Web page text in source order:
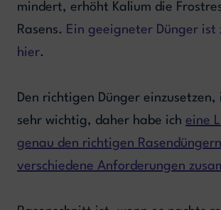
mindert, erhöht Kalium die
Rasens. Ein geeigneter Dünger ist
hier.
Den richtigen Dünger
sehr wichtig, daher habe ich eine
genau den richtigen
verschiedene Anforderungen